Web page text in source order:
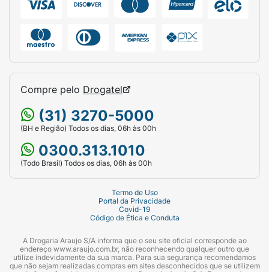
Compre pelo Drogatel
(31) 3270-5000
(BH e Região) Todos os dias, 06h às 00h
0300.313.1010
(Todo Brasil) Todos os dias, 06h às 00h
Termo de Uso
Portal da Privacidade
Covid-19
Código de Ética e Conduta
A Drogaria Araujo S/A informa que o seu site oficial corresponde ao
endereço www.araujo.com.br, não reconhecendo qualquer outro que
utilize indevidamente da sua marca. Para sua segurança recomendamos
que não sejam realizadas compras em sites desconhecidos que se utilizem